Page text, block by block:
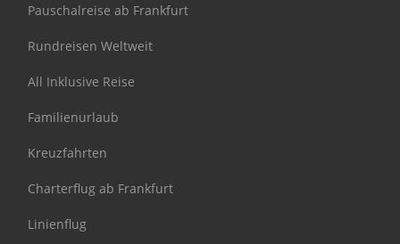
Pauschalreise ab Frankfurt
Rundreisen Weltweit
All Inklusive Reise
Familienurlaub
Kreuzfahrten
Charterflug ab Frankfurt
Linienflug